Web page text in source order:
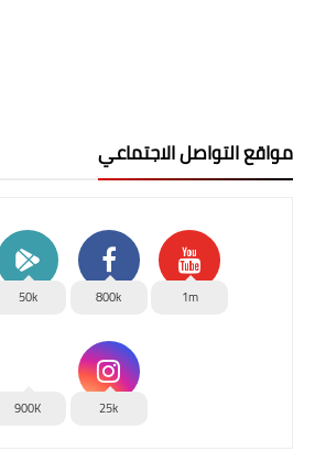
مواقع التواصل الاجتماعي
1m
800k
50k
25k
900K